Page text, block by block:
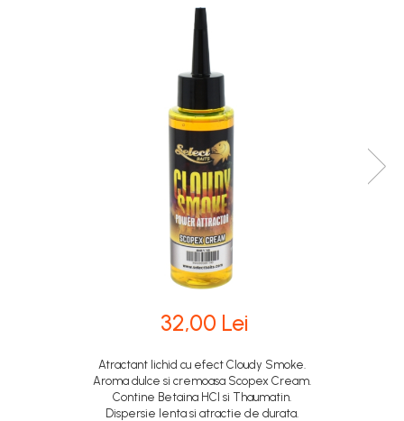
32,00 Lei
Atractant lichid cu efect Cloudy Smoke.
Aroma dulce si cremoasa Scopex Cream.
Contine Betaina HCl si Thaumatin.
Dispersie lenta si atractie de durata.